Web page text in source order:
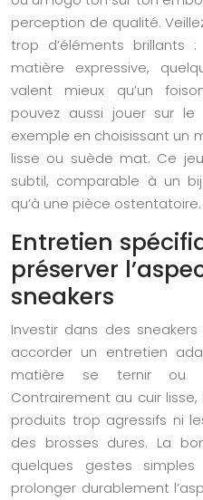
perception de qualité.
trop d’éléments brillants
matière expressive,
valent mieux qu’un
pouvez aussi jouer sur
exemple en choisissant un
lisse ou suède mat. Ce
subtil, comparable à un
qu’à une pièce ostentatoire.
Entretien
préserver
sneakers
Investir dans des
accorder un entretien
matière se ternir ou
Contrairement au cuir
produits trop agressifs ni
des brosses dures. La
quelques gestes
prolonger durablement